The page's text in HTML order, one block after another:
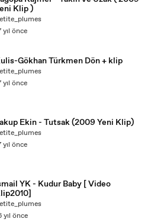
Klip )
yıl önce
Gökhan Türkmen Dön + klip
yıl önce
Yakup Ekin - Tutsak (2009 Yeni Klip)
yıl önce
YK - Kudur Baby [ Video
yıl önce